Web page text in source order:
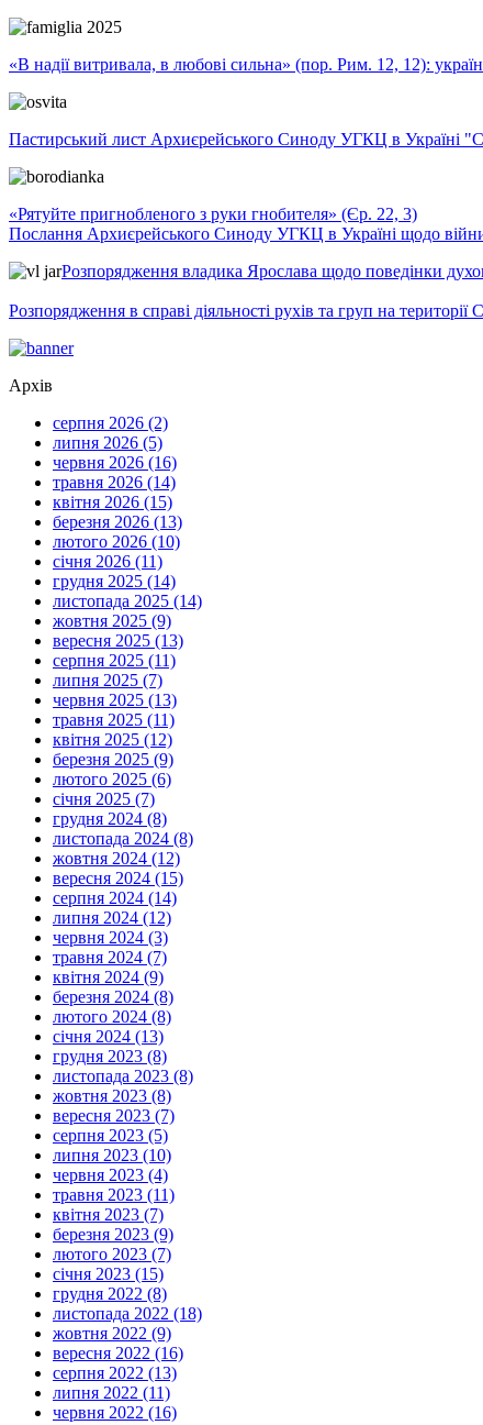
«В надії витривала, в любові сильна» (пор. Рим. 12, 12):
Пастирський лист Архиєрейського Синоду УГКЦ в Україні
«Рятуйте пригнобленого з руки гнобителя» (Єр. 22, 3)
Послання Архиєрейського Синоду УГКЦ в Україні щодо війни
Розпорядження владика Ярослава щодо поведінки
Розпорядження в справі діяльності рухів та груп на
Архів
серпня 2026 (2)
липня 2026 (5)
червня 2026 (16)
травня 2026 (14)
квітня 2026 (15)
березня 2026 (13)
лютого 2026 (10)
січня 2026 (11)
грудня 2025 (14)
листопада 2025 (14)
жовтня 2025 (9)
вересня 2025 (13)
серпня 2025 (11)
липня 2025 (7)
червня 2025 (13)
травня 2025 (11)
квітня 2025 (12)
березня 2025 (9)
лютого 2025 (6)
січня 2025 (7)
грудня 2024 (8)
листопада 2024 (8)
жовтня 2024 (12)
вересня 2024 (15)
серпня 2024 (14)
липня 2024 (12)
червня 2024 (3)
травня 2024 (7)
квітня 2024 (9)
березня 2024 (8)
лютого 2024 (8)
січня 2024 (13)
грудня 2023 (8)
листопада 2023 (8)
жовтня 2023 (8)
вересня 2023 (7)
серпня 2023 (5)
липня 2023 (10)
червня 2023 (4)
травня 2023 (11)
квітня 2023 (7)
березня 2023 (9)
лютого 2023 (7)
січня 2023 (15)
грудня 2022 (8)
листопада 2022 (18)
жовтня 2022 (9)
вересня 2022 (16)
серпня 2022 (13)
липня 2022 (11)
червня 2022 (16)